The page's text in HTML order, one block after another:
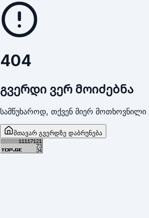
404
გვერდი ვერ მოიძებნა
სამწუხაროდ, თქვენ მიერ
მთავარ გვერდზე დაბრუნება